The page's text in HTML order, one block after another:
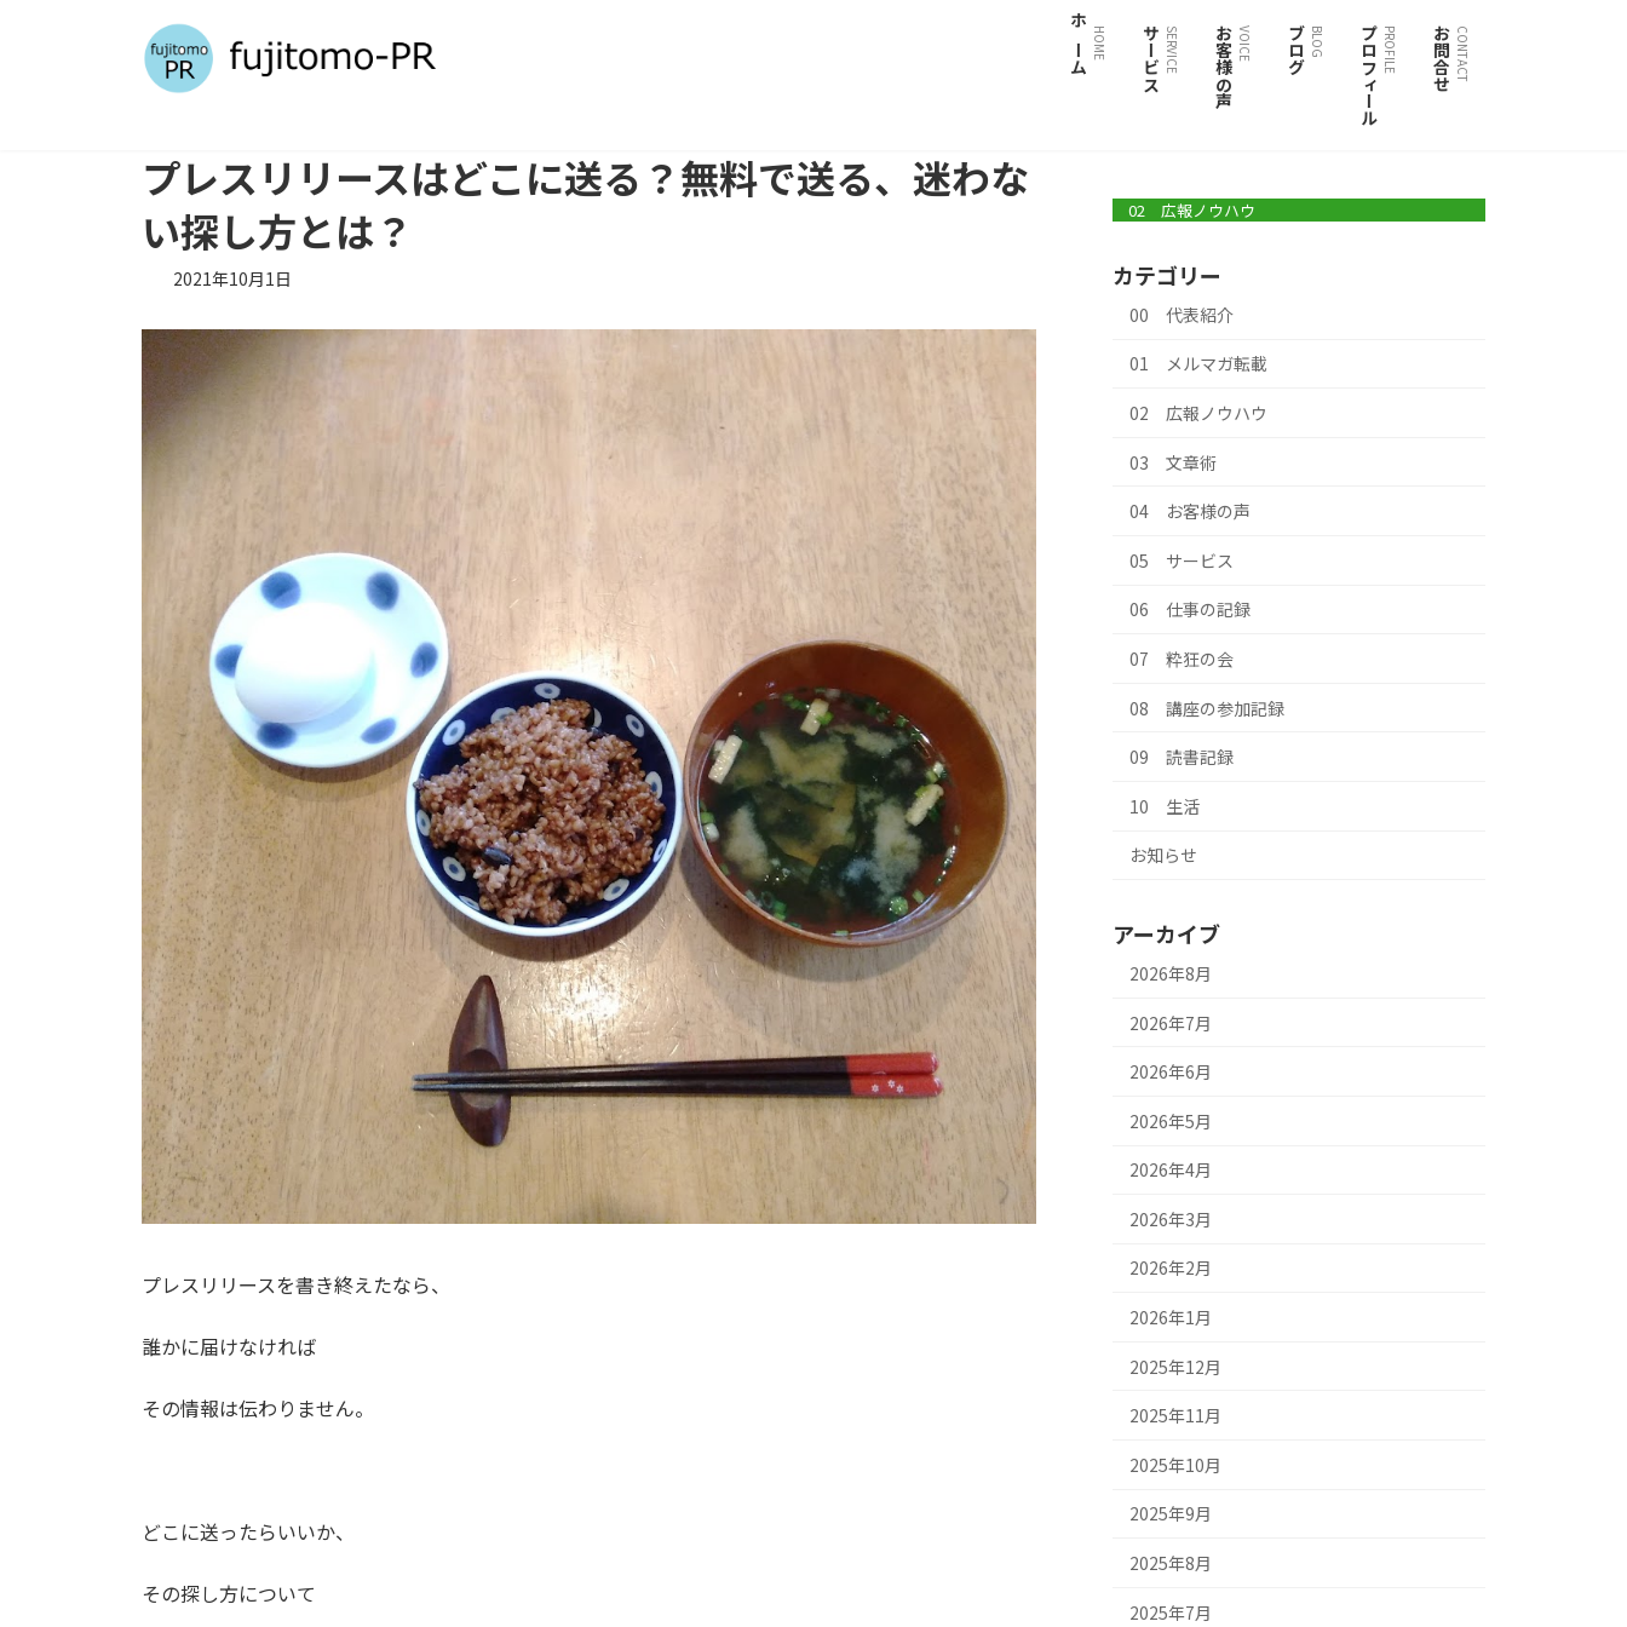
ホーム HOME サービスSERVICE お客様の声 VOICE ブログ BLOG プロフィールPROFILE お問合せCONTACT
プレスリリースはどこに送る？無料で送る、迷わな
い探し方とは？
2021年10月1日
プレスリリースを書き終えたなら、
誰かに届けなければ
その情報は伝わりません。
どこに送ったらいいか、
その探し方について
02 広報ノウハウ
カテゴリー
00 代表紹介
01 メルマガ転載
02 広報ノウハウ
03 文章術
04 お客様の声
05 サービス
06 仕事の記録
07 粋狂の会
08 講座の参加記録
09 読書記録
10 生活
お知らせ
アーカイブ
2026年8月
2026年7月
2026年6月
2026年5月
2026年4月
2026年3月
2026年2月
2026年1月
2025年12月
2025年11月
2025年10月
2025年9月
2025年8月
2025年7月